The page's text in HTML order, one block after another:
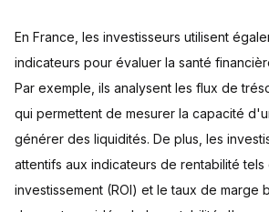
En France, les investisseurs utilisent
indicateurs pour évaluer la santé
Par exemple, ils analysent les flux de
qui permettent de mesurer la capacité
générer des liquidités. De plus, les
attentifs aux indicateurs de rentabilité
investissement (ROI) et le taux de marge